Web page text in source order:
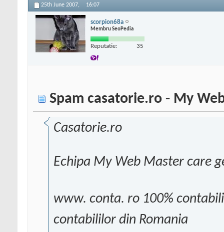
25th June 2007, 16:07
scorpion68a
Membru SeoPedia
Reputatie: 35
Spam casatorie.ro - My
Casatorie.ro
Echipa My Web Master care
www. conta. ro 100%
contabililor din Romania